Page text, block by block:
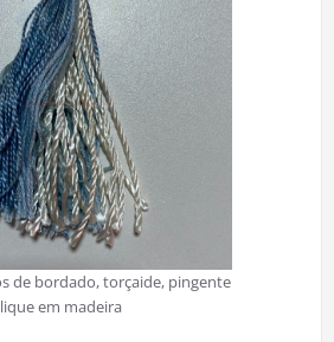
de bordado, torçaide, pingente
em madeira